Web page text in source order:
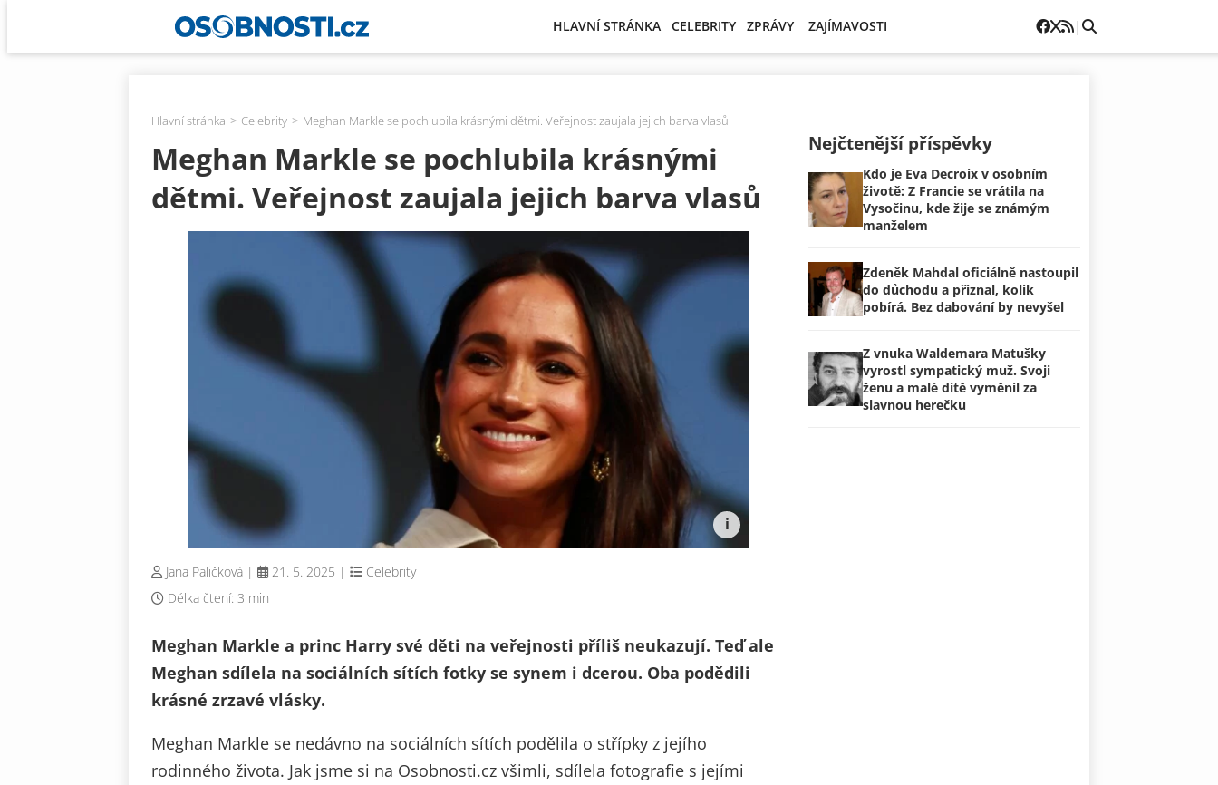
HLAVNÍ STRÁNKA CELEBRITY ZPRÁVY ZAJÍMAVOSTI |
Hlavní stránka Celebrity Meghan Markle se pochlubila krásnými dětmi. Veřejnost zaujala jejich barva vlasů
Meghan Markle se pochlubila krásnými
dětmi. Veřejnost zaujala jejich barva vlasů
Jana Paličková | 21. 5. 2025 |
Celebrity
Délka čtení: 3 min
Meghan Markle a princ Harry své děti na veřejnosti příliš neukazují. Teď ale
Meghan sdílela na sociálních sítích fotky se synem i dcerou. Oba podědili
krásné zrzavé vlásky.
Meghan Markle se nedávno na sociálních sítích podělila o střípky z jejího
rodinného života. Jak jsme si na Osobnosti.cz všimli, sdílela fotografie s jejími
Nejčtenější příspěvky
Kdo je Eva Decroix v osobním
životě: Z Francie se vrátila na
Vysočinu, kde žije se známým
manželem
Zdeněk Mahdal oficiálně nastoupil
do důchodu a přiznal, kolik
pobírá. Bez dabování by nevyšel
Z vnuka Waldemara Matušky
vyrostl sympatický muž. Svoji
ženu a malé dítě vyměnil za
slavnou herečku